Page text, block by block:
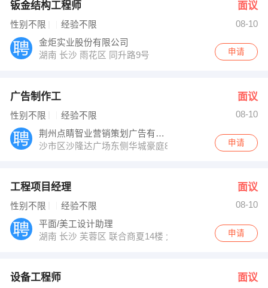
钣金结构工程师 面议
性别不限 经验不限
08-10
金炬实业股份有限公司
湖南 长沙 雨花区 同升路9号
申请
广告制作工 面议
性别不限 经验不限
08-10
荆州点睛智业营销策划广告有限公司
沙市区沙隆达广场东侧华城豪庭803
申请
工程项目经理 面议
性别不限 经验不限
08-10
平面/美工设计助理
湖南 长沙 芙蓉区 联合商夏14楼 大千装饰公司
申请
设备工程师 面议